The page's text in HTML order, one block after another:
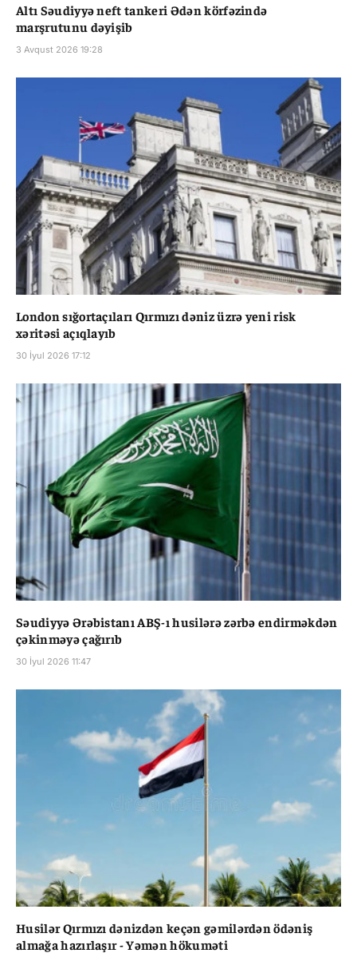
Altı Səudiyyə neft tankeri Ədən körfəzində
marşrutunu dəyişib
3 Avqust 2026 19:28
London sığortaçıları Qırmızı dəniz üzrə yeni risk
xəritəsi açıqlayıb
30 İyul 2026 17:12
Səudiyyə Ərəbistanı ABŞ-ı husilərə zərbə endirməkdən
çəkinməyə çağırıb
30 İyul 2026 11:47
Husilər Qırmızı dənizdən keçən gəmilərdən ödəniş
almağa hazırlaşır - Yəmən hökuməti